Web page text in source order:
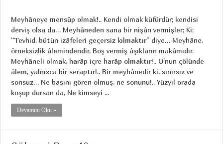
Meyhâneye mensûp olmak!.. Kendi olmak küfürdür; kendisi
derviş olsa da… Meyhâneden sana bir nişân vermişler; Ki;
“Tevhid, bütün izâfeleri geçersiz kılmaktır” diye… Meyhâne,
örneksizlik âlemindendir, Boş vermiş âşıkların makâmıdır.
Meyhâneli olmak, harâp içre harâp olmaktır!.. O’nun çölünde
âlem, yalnızca bir seraptır!.. Bir meyhânedir ki, sınırsız ve
sonsuz… Ne başını gören olmuş, ne sonunu!.. Yüzyıl orada
koşup dursan da, Ne kimseyi ...
Devamını Oku »